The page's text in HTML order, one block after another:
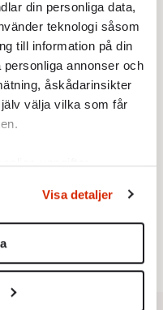
din personliga data,
teknologi såsom
till information på din
annonser och
åskådarinsikter
välja vilka som får
uppgifter
samtycke när som
att anpassa innehållet
vår trafik. Vi
Visa detaljer
amerikansk militär att
flera luftattacker mot
Vad gör vi om
kan skydda oss?
må visa att
har blivit tryggare,
tillförlitliga om
i migrationsdebatten
och politiker
”flyktingar” i Ceuta
skyddsvärde
faktiskt flyr krig